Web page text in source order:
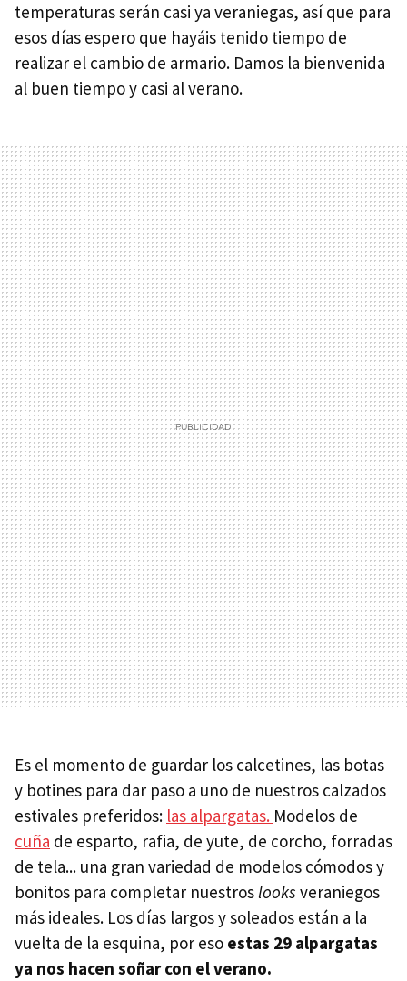
temperaturas serán casi ya veraniegas, así que para
esos días espero que hayáis tenido tiempo de
realizar el cambio de armario. Damos la bienvenida
al buen tiempo y casi al verano.
Es el momento de guardar los calcetines, las botas
y botines para dar paso a uno de nuestros calzados
estivales preferidos: las alpargatas. Modelos de
cuña de esparto, rafia, de yute, de corcho, forradas
de tela... una gran variedad de modelos cómodos y
bonitos para completar nuestroslooks veraniegos
más ideales. Los días largos y soleados están a la
vuelta de la esquina, por eso estas 29 alpargatas
ya nos hacen soñar con el verano.